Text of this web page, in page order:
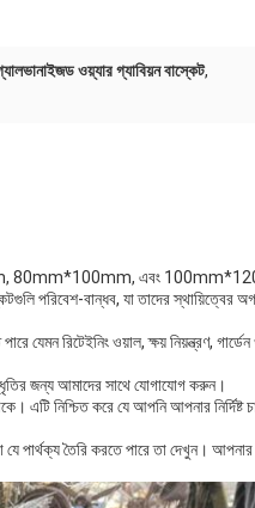
ওয়্যার গ্যাবিয়ন বাস্কেট,
80mm*100mm, এবং
পরিবেশ-বান্ধব, যা তাদের স্থায়িত্বের
যেমন রিটেইনিং ওয়াল, ক্ষয় নিয়ন্ত্রণ,
জন্য আমাদের সাথে যোগাযোগ করুন।
এটি নিশ্চিত করে যে আপনি আপনার নির্দিষ্ট
পার্থক্য তৈরি করতে পারে তা দেখুন। আপনার